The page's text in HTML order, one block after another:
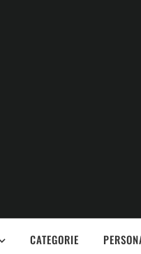
CATEGORIE